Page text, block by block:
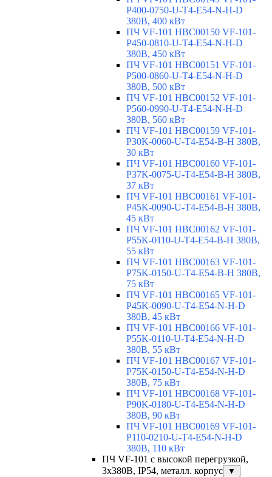
P400-0750-U-T4-E54-N-H-D
380В, 400 кВт
ПЧ VF-101 HBC00150 VF-101-
P450-0810-U-T4-E54-N-H-D
380В, 450 кВт
ПЧ VF-101 HBC00151 VF-101-
P500-0860-U-T4-E54-N-H-D
380В, 500 кВт
ПЧ VF-101 HBC00152 VF-101-
P560-0990-U-T4-E54-N-H-D
380В, 560 кВт
ПЧ VF-101 HBC00159 VF-101-
P30K-0060-U-T4-E54-B-H 380В,
30 кВт
ПЧ VF-101 HBC00160 VF-101-
P37K-0075-U-T4-E54-B-H 380В,
37 кВт
ПЧ VF-101 HBC00161 VF-101-
P45K-0090-U-T4-E54-B-H 380В,
45 кВт
ПЧ VF-101 HBC00162 VF-101-
P55K-0110-U-T4-E54-B-H 380В,
55 кВт
ПЧ VF-101 HBC00163 VF-101-
P75K-0150-U-T4-E54-B-H 380В,
75 кВт
ПЧ VF-101 HBC00165 VF-101-
P45K-0090-U-T4-E54-N-H-D
380В, 45 кВт
ПЧ VF-101 HBC00166 VF-101-
P55K-0110-U-T4-E54-N-H-D
380В, 55 кВт
ПЧ VF-101 HBC00167 VF-101-
P75K-0150-U-T4-E54-N-H-D
380В, 75 кВт
ПЧ VF-101 HBC00168 VF-101-
P90K-0180-U-T4-E54-N-H-D
380В, 90 кВт
ПЧ VF-101 HBC00169 VF-101-
P110-0210-U-T4-E54-N-H-D
380В, 110 кВт
ПЧ VF-101 с высокой перегрузкой,
3х380В, IP54, металл. корпус
▼